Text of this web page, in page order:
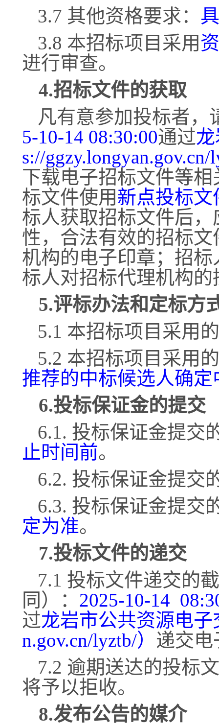
3.7 其他资格要求：
3.8 本招标项目采用
进行审查。
4.招标文件的获取
凡有意参加投标者，
5-10-14 08:30:00通过
s://
下载电子招标文件等
标文件使用新点投标文
标人获取招标文件后
性，合法有效的招标
机构的电子印章；招
标人对招标代理机构的
5.评标办法和定标方
5.1 本招标项目采用
5.2 本招标项目采用
推荐的中标候选人确定
6.投标保证金的提交
6.1. 投标保证金提交
止时间前。
6.2. 投标保证金提交
6.3. 投标保证金提交
定为准。
7.投标文件的递交
7.1 投标文件递交的
同）： 2025-10-14
过龙岩市公共资源电
n.gov.cn/lyztb/） 递交电
7.2 逾期送达的投标
将予以拒收。
8.发布公告的媒介